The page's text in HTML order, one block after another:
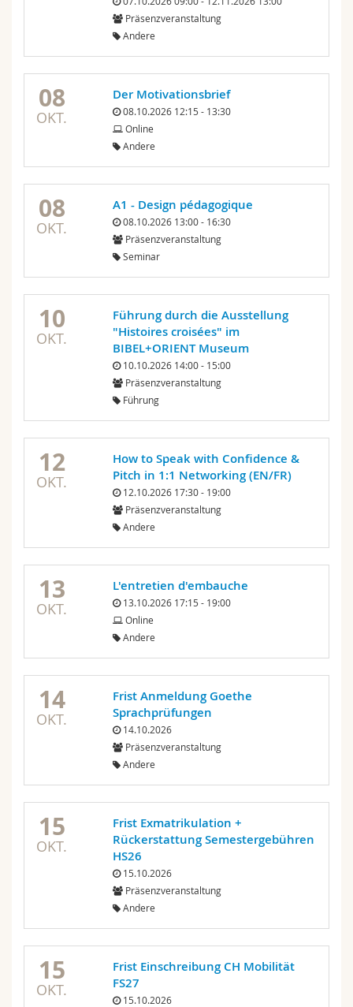
Präsenzveranstaltung
Andere
08
OKT.
Der Motivationsbrief
08.10.2026 12:15 - 13:30
Online
Andere
08
OKT.
A1 - Design pédagogique
08.10.2026 13:00 - 16:30
Präsenzveranstaltung
Seminar
10
OKT.
Führung durch die Ausstellung
"Histoires croisées" im
BIBEL+ORIENT Museum
10.10.2026 14:00 - 15:00
Präsenzveranstaltung
Führung
12
OKT.
How to Speak with Confidence &
Pitch in 1:1 Networking (EN/FR)
12.10.2026 17:30 - 19:00
Präsenzveranstaltung
Andere
13
OKT.
L'entretien d'embauche
13.10.2026 17:15 - 19:00
Online
Andere
14
OKT.
Frist Anmeldung Goethe
Sprachprüfungen
14.10.2026
Präsenzveranstaltung
Andere
15
OKT.
Frist Exmatrikulation +
Rückerstattung Semestergebühren
HS26
15.10.2026
Präsenzveranstaltung
Andere
15
OKT.
Frist Einschreibung CH Mobilität
FS27
15.10.2026